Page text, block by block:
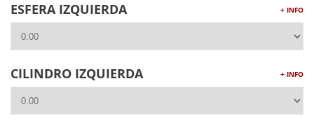
ESFERA IZQUIERDA + INFO
CILINDRO IZQUIERDA + INFO